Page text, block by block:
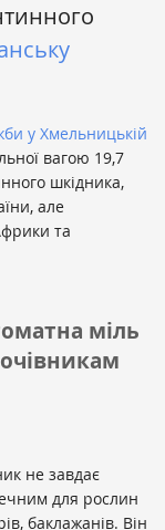
у Хмельницькій
вагою 19,7
шкідника,
але
та
міль
не завдає
для рослин
баклажанів. Він